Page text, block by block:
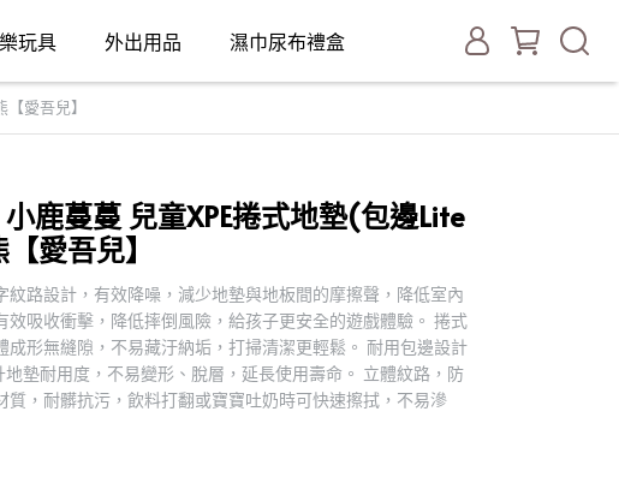
玩具 外出用品 濕巾尿布禮盒
愛吾兒】
鹿蔓蔓 兒童XPE捲式地墊(包邊Lite
愛吾兒】
紋路設計，有效降噪，減少地墊與地板間的摩擦聲，降低室內
效吸收衝擊，降低摔倒風險，給孩子更安全的遊戲體驗。 捲式
形無縫隙，不易藏汙納垢，打掃清潔更輕鬆。 耐用包邊設計
墊耐用度，不易變形、脫層，延長使用壽命。 立體紋路，防
，耐髒抗污，飲料打翻或寶寶吐奶時可快速擦拭，不易滲